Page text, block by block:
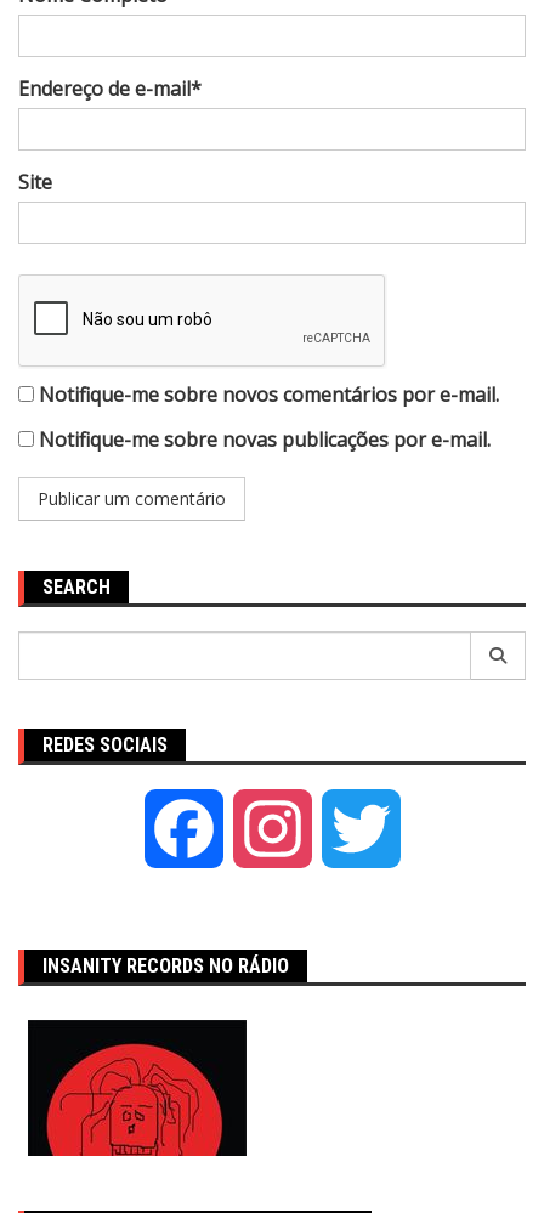
Endereço de e-mail*
Site
Notifique-me sobre novos comentários por e-mail.
Notifique-me sobre novas publicações por e-mail.
SEARCH
REDES SOCIAIS
Facebook Instagram
INSANITY RECORDS NO RÁDIO